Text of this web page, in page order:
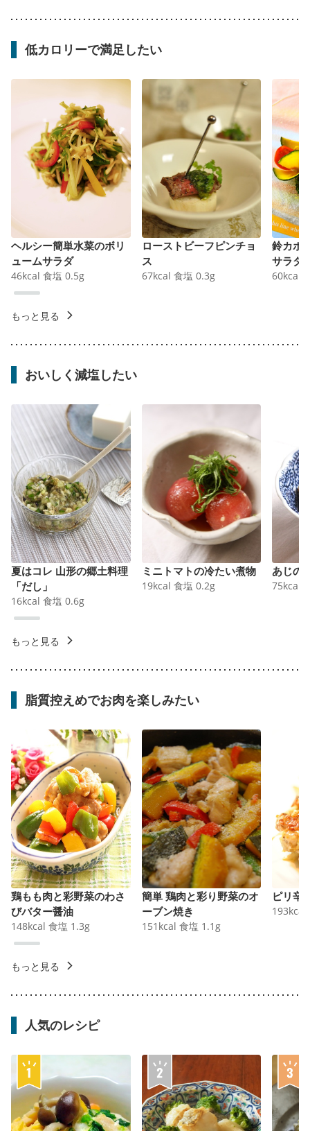
低カロリーで満足したい
ヘルシー簡単水菜のボリ
ュームサラダ
46kcal 食塩 0.5g
ローストビーフピンチョ
ス
67kcal 食塩 0.3g
鈴カボ
サラダ
60kcal
もっと見る
おいしく減塩したい
夏はコレ 山形の郷土料理
「だし」
16kcal 食塩 0.6g
ミニトマトの冷たい煮物
19kcal 食塩 0.2g
あじの
75kcal
もっと見る
脂質控えめでお肉を楽しみたい
鶏もも肉と彩野菜のわさ
びバター醤油
148kcal 食塩 1.3g
簡単 鶏肉と彩り野菜のオ
ーブン焼き
151 kcal 食塩 1.1 g
ピリ辛
193kcal
もっと見る
人気のレシピ